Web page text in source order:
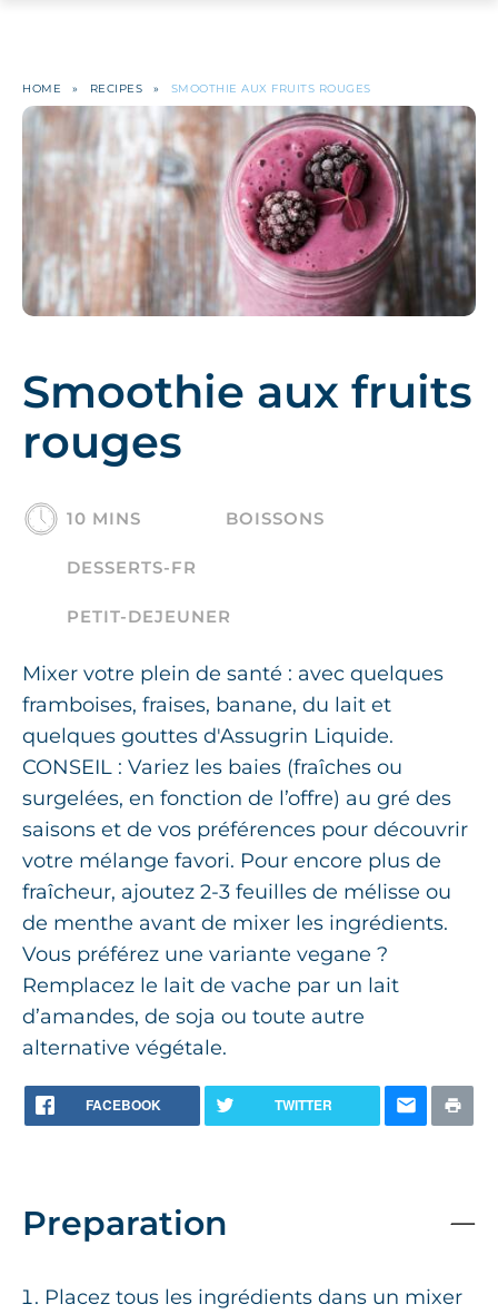
HOME » RECIPES » SMOOTHIE AUX FRUITS ROUGES
Smoothie aux fruits
rouges
10 MINS BOISSONS
DESSERTS-FR
PETIT-DEJEUNER
Mixer votre plein de santé : avec quelques
framboises, fraises, banane, du lait et
quelques gouttes d'Assugrin Liquide.
CONSEIL : Variez les baies (fraîches ou
surgelées, en fonction de l’offre) au gré des
saisons et de vos préférences pour découvrir
votre mélange favori. Pour encore plus de
fraîcheur, ajoutez 2-3 feuilles de mélisse ou
de menthe avant de mixer les ingrédients.
Vous préférez une variante vegane ?
Remplacez le lait de vache par un lait
d’amandes, de soja ou toute autre
alternative végétale.
FACEBOOK TWITTER
Preparation
Placez tous les ingrédients dans un mixer